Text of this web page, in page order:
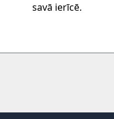
savā ierīcē.